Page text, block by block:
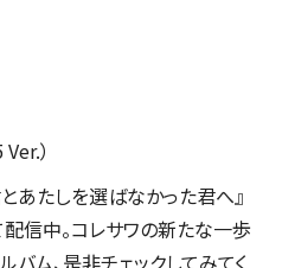
）
あたしを選ばなかった君へ』
信中。コレサワの新たな一歩
バム、是非チェックしてみてく